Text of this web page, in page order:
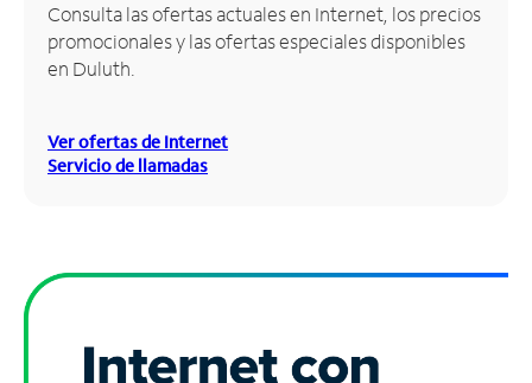
una
tienda
Consulta las ofertas actuales en Internet, los precios
promocionales y las ofertas especiales disponibles
en Duluth.
Ver ofertas de Internet
Servicio de llamadas